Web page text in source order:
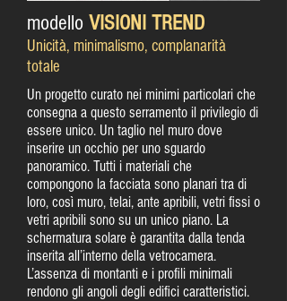
modello VISIONI TREND
Unicità, minimalismo, complanarità
totale
Un progetto curato nei minimi particolari che
consegna a questo serramento il privilegio di
essere unico. Un taglio nel muro dove
inserire un occhio per uno sguardo
panoramico. Tutti i materiali che
compongono la facciata sono planari tra di
loro, così muro, telai, ante apribili, vetri fissi o
vetri apribili sono su un unico piano. La
schermatura solare è garantita dalla tenda
inserita all’interno della vetrocamera.
L’assenza di montanti e i profili minimali
rendono gli angoli degli edifici caratteristici.